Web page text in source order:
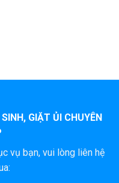
GIẶT ỦI CHUYÊN
vụ bạn, vui lòng liên hệ